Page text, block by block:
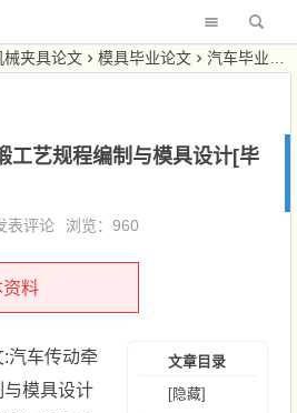
械夹具论文 模具毕业论文 汽车毕业论文
工艺规程编制与模具设计[毕
表评论 浏览：960
资料
文章目录
[隐藏]
汽车传动牵
模具设计